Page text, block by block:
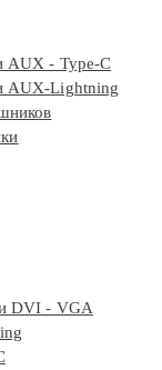
AUX - Type-C
AUX-Lightning
DVI - VGA